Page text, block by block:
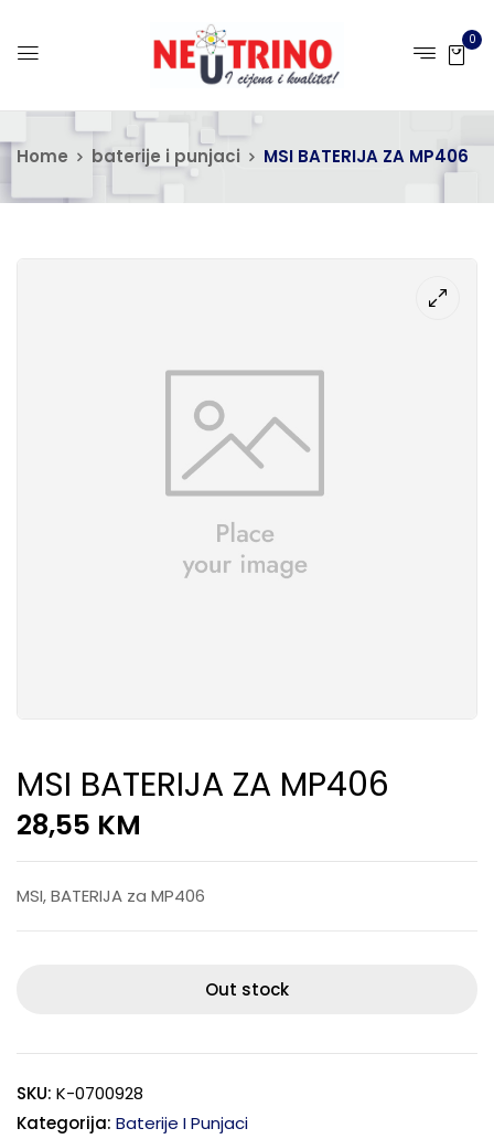
0
Home baterije i punjaci MSI BATERIJA ZA MP406
MSI BATERIJA ZA MP406
28,55 KM
MSI, BATERIJA za MP406
Out stock
SKU: K-0700928
Kategorija: Baterije I Punjaci